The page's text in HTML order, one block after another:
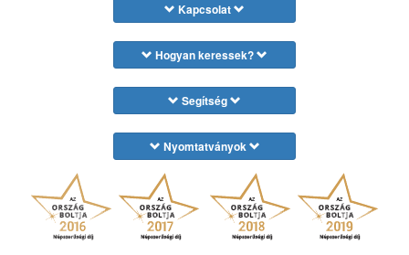
Kapcsolat
Hogyan keressek?
Segítség
Nyomtatványok